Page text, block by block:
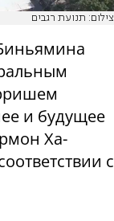
צילום: תנועת רגבים
и будущее
Ха-
с